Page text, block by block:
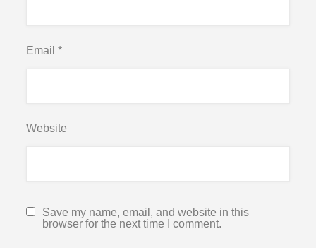
Email*
Website
Save my name, email, and website in this
browser for the next time I comment.